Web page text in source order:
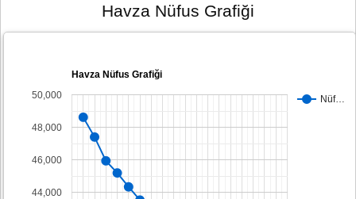
Havza Nüfus Grafiği
Havza Nüfus Grafiği
Nüf…
44,000
46,000
48,000
50,000